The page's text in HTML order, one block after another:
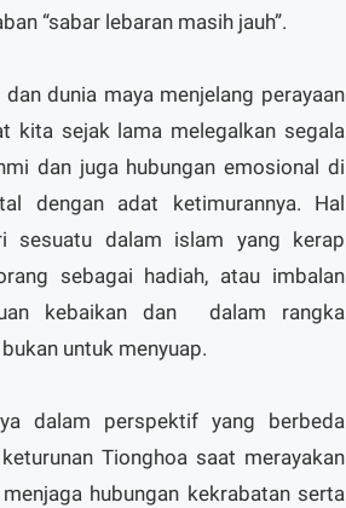
“sabar lebaran masih jauh”.
dunia maya menjelang perayaan
kita sejak lama melegalkan segala
dan juga hubungan emosional di
dengan adat ketimurannya. Hal
sesuatu dalam islam yang kerap
sebagai hadiah, atau imbalan
kebaikan dan dalam rangka
untuk menyuap.
dalam perspektif yang berbeda
Tionghoa saat merayakan
hubungan kekrabatan serta